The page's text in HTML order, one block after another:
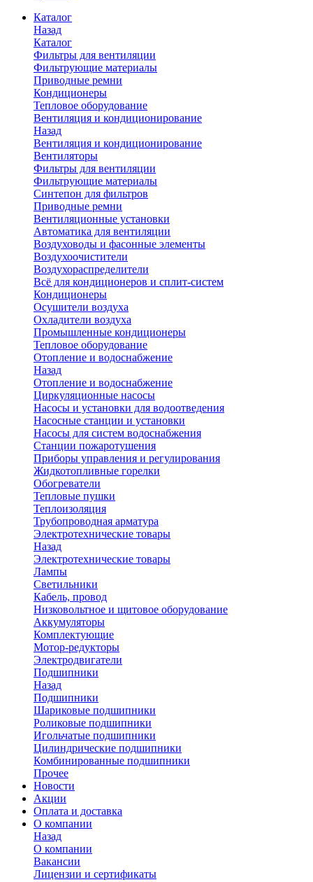
Каталог
Назад
Каталог
Фильтры для вентиляции
Фильтрующие материалы
Приводные ремни
Кондиционеры
Тепловое оборудование
Вентиляция и кондиционирование
Назад
Вентиляция и кондиционирование
Вентиляторы
Фильтры для вентиляции
Фильтрующие материалы
Синтепон для фильтров
Приводные ремни
Вентиляционные установки
Автоматика для вентиляции
Воздуховоды и фасонные элементы
Воздухоочистители
Воздухораспределители
Всё для кондиционеров и сплит-систем
Кондиционеры
Осушители воздуха
Охладители воздуха
Промышленные кондиционеры
Тепловое оборудование
Отопление и водоснабжение
Назад
Отопление и водоснабжение
Циркуляционные насосы
Насосы и установки для водоотведения
Насосные станции и установки
Насосы для систем водоснабжения
Станции пожаротушения
Приборы управления и регулирования
Жидкотопливные горелки
Обогреватели
Тепловые пушки
Теплоизоляция
Трубопроводная арматура
Электротехнические товары
Назад
Электротехнические товары
Лампы
Светильники
Кабель, провод
Низковольтное и щитовое оборудование
Аккумуляторы
Комплектующие
Мотор-редукторы
Электродвигатели
Подшипники
Назад
Подшипники
Шариковые подшипники
Роликовые подшипники
Игольчатые подшипники
Цилиндрические подшипники
Комбинированные подшипники
Прочее
Новости
Акции
Оплата и доставка
О компании
Назад
О компании
Вакансии
Лицензии и сертификаты